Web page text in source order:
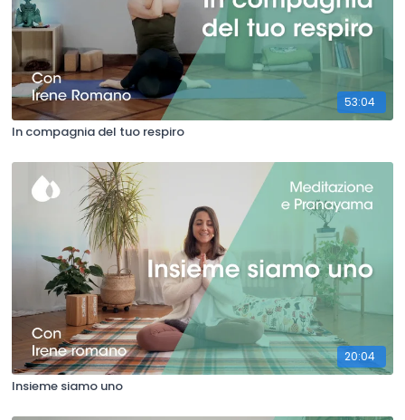
53:04
In compagnia del tuo respiro
20:04
Insieme siamo uno